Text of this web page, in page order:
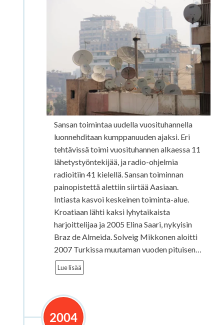
Sansan toimintaa uudella vuosituhannella
luonnehditaan kumppanuuden ajaksi. Eri
tehtävissä toimi vuosituhannen alkaessa 11
lähetystyöntekijää, ja radio-ohjelmia
radioitiin 41 kielellä. Sansan toiminnan
painopistettä alettiin siirtää Aasiaan.
Intiasta kasvoi keskeinen toiminta-alue.
Kroatiaan lähti kaksi lyhytaikaista
harjoittelijaa ja 2005 Elina Saari, nykyisin
Braz de Almeida. Solveig Mikkonen aloitti
2007 Turkissa muutaman vuoden pituisen…
Lue lisää
2004